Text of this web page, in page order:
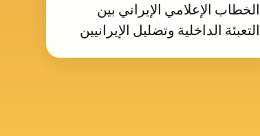
الخطاب الإعلامي الإيراني بين
التعبئة الداخلية وتضليل الإيرانيين